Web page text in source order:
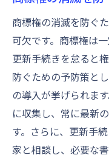
商標権の消滅を防ぐ
可欠です。商標権は
更新手続きを怠ると
防ぐための予防策と
の導入が挙げられま
に収集し、常に最新
す。さらに、更新手
家と相談し、必要な